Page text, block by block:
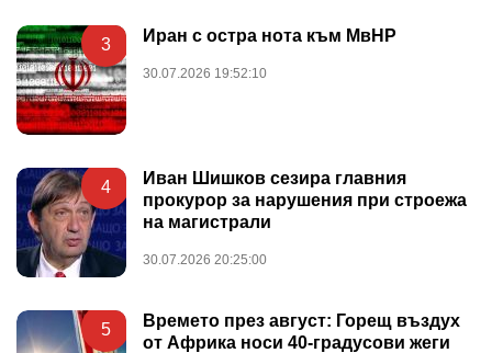
3 Иран с остра нота към МвНР
30.07.2026 19:52:10
4
Иван Шишков сезира главния
прокурор за нарушения при строежа
на магистрали
30.07.2026 20:25:00
5
Времето през август: Горещ въздух
от Африка носи 40-градусови жеги